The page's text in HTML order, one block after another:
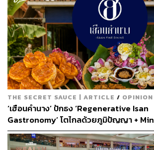
Mahasan (มหาสาร)
“โบว์ชอบมหาสารเพราะเขาสามารถเอาเนื้
(Secondary Cut) มาทำให้มันดีจนเกินเนื้อ
Cut) ได้” โบว์ลิ่งที่กินเนื้อของ Mahasan มาตั้
แรกๆ บอก และเล่าให้ฟังว่า “ถ้าย้อนกลับไ
THE SECRET SAUCE | ARTICLE / OPINION
‘เฮือนคำนาง’ ปักธง ‘Regenerative Isan
Gastronomy’ โตไกลด้วยภูมิปัญญา +